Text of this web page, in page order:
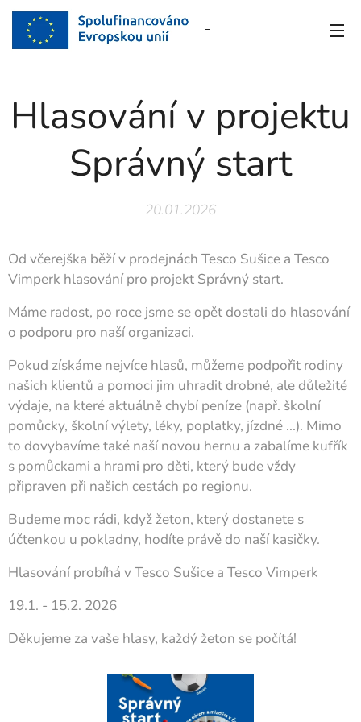
Hlasování v projektu
Správný start
20.01.2026
Od včerejška běží v prodejnách Tesco Sušice a Tesco
Vimperk hlasování pro projekt Správný start.
Máme radost, po roce jsme se opět dostali do hlasování
o podporu pro naší organizaci.
Pokud získáme nejvíce hlasů, můžeme podpořit rodiny
našich klientů a pomoci jim uhradit drobné, ale důležité
výdaje, na které aktuálně chybí peníze (např. školní
pomůcky, školní výlety, léky, poplatky, jízdné ...). Mimo
to dovybavíme také naší novou hernu a zabalíme kufřík
s pomůckami a hrami pro děti, který bude vždy
připraven při našich cestách po regionu.
Budeme moc rádi, když žeton, který dostanete s
účtenkou u pokladny, hodíte právě do naší kasičky.
Hlasování probíhá v Tesco Sušice a Tesco Vimperk
19.1. - 15.2. 2026
Děkujeme za vaše hlasy, každý žeton se počítá!